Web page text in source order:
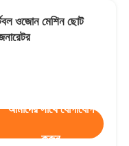
ওজোন মেশিন ছোট
আমাদের সাথে যোগাযোগ
করুন